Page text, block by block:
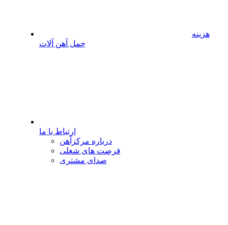
هزینه
حمل آهن آلات
ارتباط با ما
درباره مرکزآهن
فرصت های شغلی
صدای مشتری